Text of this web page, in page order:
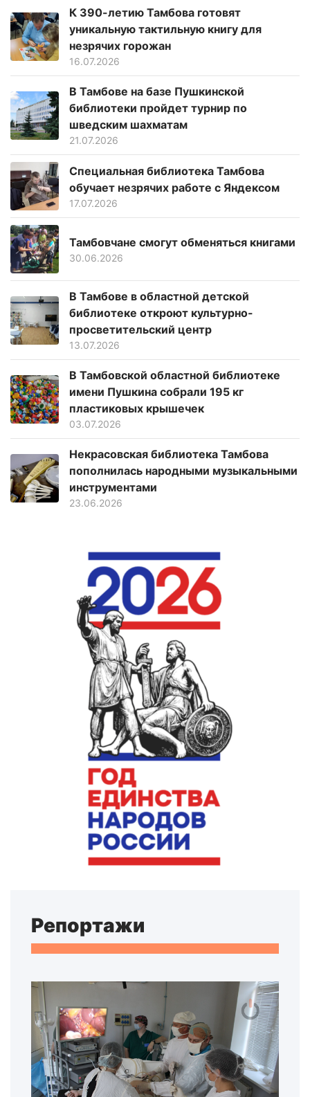
К 390-летию Тамбова готовят
уникальную тактильную книгу для
незрячих горожан
16.07.2026
В Тамбове на базе Пушкинской
библиотеки пройдет турнир по
шведским шахматам
21.07.2026
Специальная библиотека Тамбова
обучает незрячих работе с Яндексом
17.07.2026
Тамбовчане смогут обменяться книгами
30.06.2026
В Тамбове в областной детской
библиотеке откроют культурно-
просветительский центр
13.07.2026
В Тамбовской областной библиотеке
имени Пушкина собрали 195 кг
пластиковых крышечек
03.07.2026
Некрасовская библиотека Тамбова
пополнилась народными музыкальными
инструментами
23.06.2026
Репортажи